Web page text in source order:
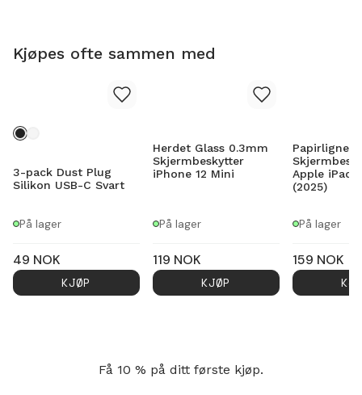
Kjøpes ofte sammen med
3-pack Dust Plug
Silikon USB-C Svart
På lager
49 NOK
KJØP
Herdet Glass 0.3mm
Skjermbeskytter
iPhone 12 Mini
På lager
119 NOK
KJØP
Apple iPad
(2025)
På lager
159 NOK
Få 10 % på ditt første kjøp.